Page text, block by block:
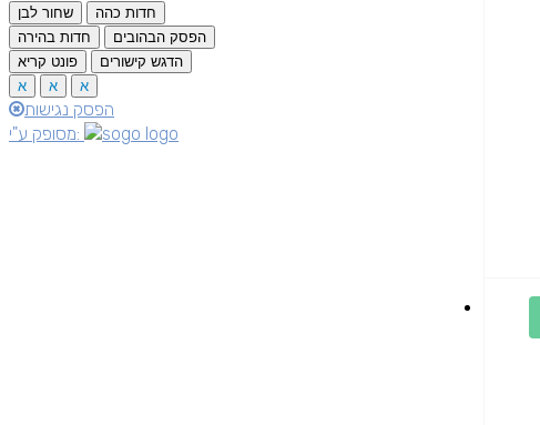
שחור לבן
חדות כהה
חדות בהירה
הפסק הבהובים
פונט קריא
הדגש קישורים
א
א א
הפסק נגישות
מסופק ע"י: